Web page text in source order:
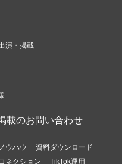
演・掲載
載のお問い合わせ
ウハウ
資料ダウンロード
ネクション
TikTok運用